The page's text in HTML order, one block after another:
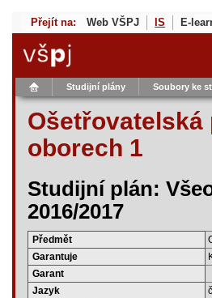
Přejít na: Web VŠPJ IS E-
Studijní plány Soubory ke
oborech 1
Studijní plán:
2016/2017
Předmět
Garantuje
Garant
Jazyk